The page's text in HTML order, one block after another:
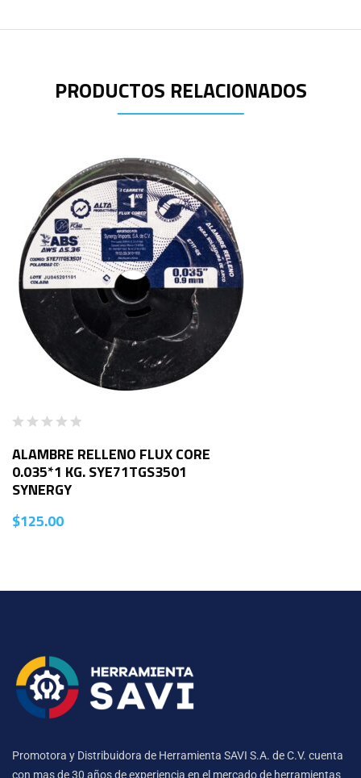
PRODUCTOS RELACIONADOS
ALAMBRE RELLENO FLUX CORE
0.035*1 KG. SYE71TGS3501
SYNERGY
$125.00
Promotora y Distribuidora de Herramienta SAVI S.A. de C.V. cuenta
con mas de 30 años de experiencia en el mercado de herramientas